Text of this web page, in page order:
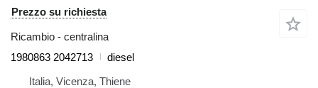
Prezzo su richiesta
Ricambio - centralina
1980863 2042713
diesel
Italia, Vicenza, Thiene